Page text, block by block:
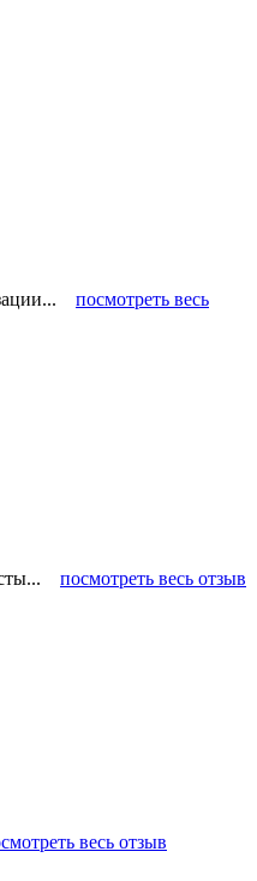
посмотреть весь
посмотреть весь отзыв
весь отзыв